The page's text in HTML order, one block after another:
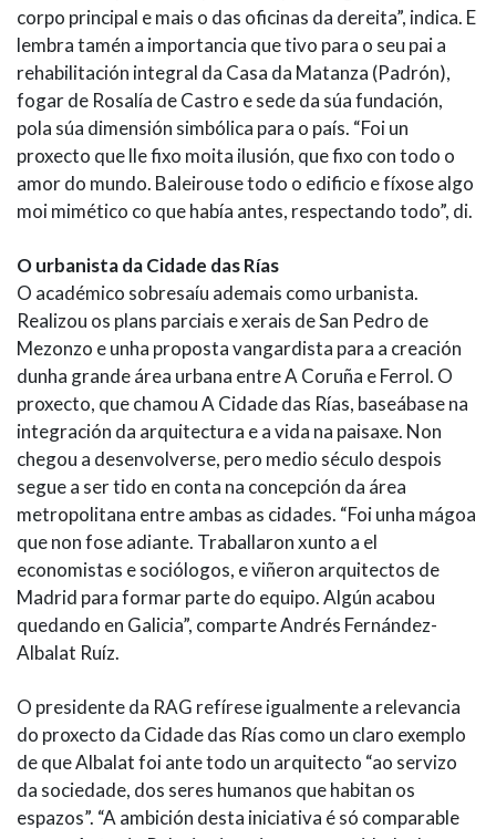
corpo principal e mais o das oficinas da dereita”, indica. E
lembra tamén a importancia que tivo para o seu pai a
rehabilitación integral da Casa da Matanza (Padrón),
fogar de Rosalía de Castro e sede da súa fundación,
pola súa dimensión simbólica para o país. “Foi un
proxecto que lle fixo moita ilusión, que fixo con todo o
amor do mundo. Baleirouse todo o edificio e fíxose algo
moi mimético co que había antes, respectando todo”, di.
O urbanista da Cidade das Rías
O académico sobresaíu ademais como urbanista.
Realizou os plans parciais e xerais de San Pedro de
Mezonzo e unha proposta vangardista para a creación
dunha grande área urbana entre A Coruña e Ferrol. O
proxecto, que chamou A Cidade das Rías, baseábase na
integración da arquitectura e a vida na paisaxe. Non
chegou a desenvolverse, pero medio século despois
segue a ser tido en conta na concepción da área
metropolitana entre ambas as cidades. “Foi unha mágoa
que non fose adiante. Traballaron xunto a el
economistas e sociólogos, e viñeron arquitectos de
Madrid para formar parte do equipo. Algún acabou
quedando en Galicia”, comparte Andrés Fernández-
Albalat Ruíz.
O presidente da RAG refírese igualmente a relevancia
do proxecto da Cidade das Rías como un claro exemplo
de que Albalat foi ante todo un arquitecto “ao servizo
da sociedade, dos seres humanos que habitan os
espazos”. “A ambición desta iniciativa é só comparable